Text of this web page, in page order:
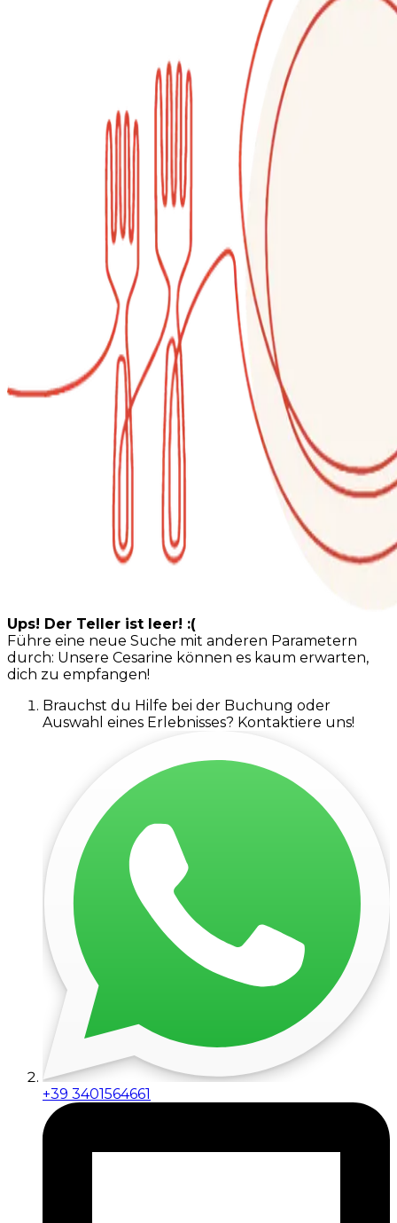
Ups! Der Teller ist leer! :(
Führe eine neue Suche mit anderen Parametern
durch: Unsere Cesarine können es kaum erwarten,
dich zu empfangen!
Brauchst du Hilfe bei der Buchung oder
Auswahl eines Erlebnisses? Kontaktiere uns!
+39 3401564661